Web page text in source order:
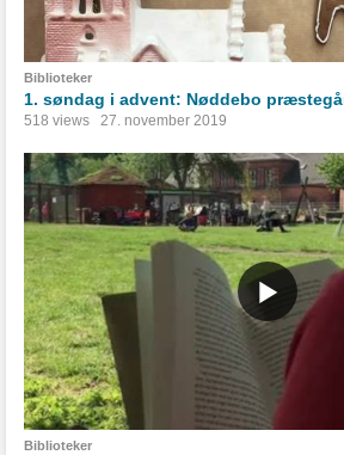
Biblioteker
1. søndag i advent: Nøddebo
518 views 27. november 2019
Biblioteker